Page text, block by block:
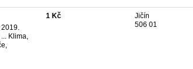
Klima,
1 Kč
Jičín
506 01